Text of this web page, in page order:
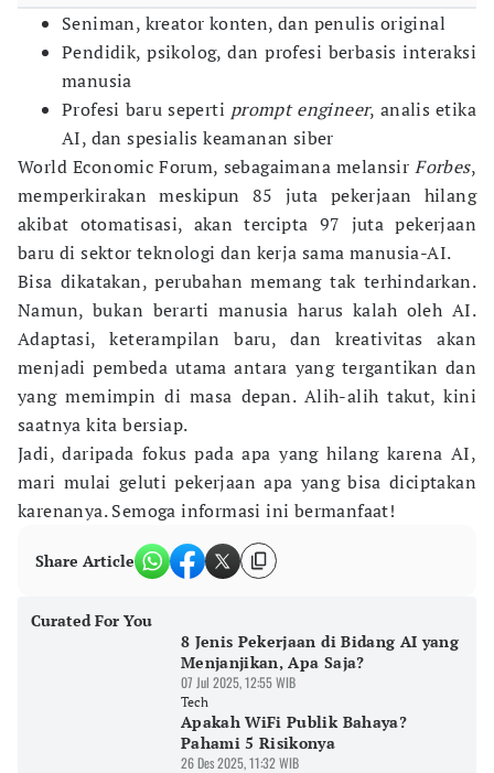
Seniman, kreator konten, dan penulis original
Pendidik, psikolog, dan profesi berbasis interaksi
manusia
Profesi baru seperti prompt engineer, analis etika
AI, dan spesialis keamanan siber
World Economic Forum, sebagaimana melansirForbes,
memperkirakan meskipun 85 juta pekerjaan hilang
akibat otomatisasi, akan tercipta 97 juta pekerjaan
baru di sektor teknologi dan kerja sama manusia-AI.
Bisa dikatakan, perubahan memang tak terhindarkan.
Namun, bukan berarti manusia harus kalah oleh AI.
Adaptasi, keterampilan baru, dan kreativitas akan
menjadi pembeda utama antara yang tergantikan dan
yang memimpin di masa depan. Alih-alih takut, kini
saatnya kita bersiap.
Jadi, daripada fokus pada apa yang hilang karena AI,
mari mulai geluti pekerjaan apa yang bisa diciptakan
karenanya. Semoga informasi ini bermanfaat!
Share Article
Curated For You
8 Jenis Pekerjaan di Bidang AI yang
Menjanjikan, Apa Saja?
07 Jul 2025, 12:55 WIB
Tech
Apakah WiFi Publik Bahaya?
Pahami 5 Risikonya
26 Des 2025, 11:32 WIB